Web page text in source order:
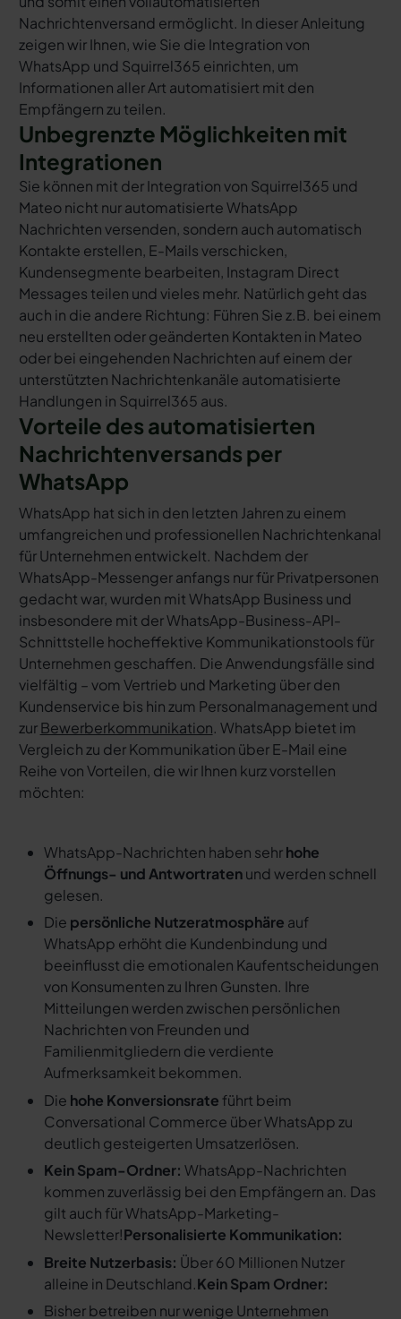
Nachrichtenversand ermöglicht. In dieser Anleitung
zeigen wir Ihnen, wie Sie die Integration von
WhatsApp und Squirrel365 einrichten, um
Informationen aller Art automatisiert mit den
Empfängern zu teilen.
Unbegrenzte Möglichkeiten mit
Integrationen
Sie können mit der Integration von Squirrel365 und
Mateo nicht nur automatisierte WhatsApp
Nachrichten versenden, sondern auch automatisch
Kontakte erstellen, E-Mails verschicken,
Kundensegmente bearbeiten, Instagram Direct
Messages teilen und vieles mehr. Natürlich geht das
auch in die andere Richtung: Führen Sie z.B. bei einem
neu erstellten oder geänderten Kontakten in Mateo
oder bei eingehenden Nachrichten auf einem der
unterstützten Nachrichtenkanäle automatisierte
Handlungen in Squirrel365 aus.
Vorteile des automatisierten
Nachrichtenversands per
WhatsApp
WhatsApp hat sich in den letzten Jahren zu einem
umfangreichen und professionellen Nachrichtenkanal
für Unternehmen entwickelt. Nachdem der
WhatsApp-Messenger anfangs nur für Privatpersonen
gedacht war, wurden mit WhatsApp Business und
insbesondere mit der WhatsApp-Business-API-
Schnittstelle hocheffektive Kommunikationstools für
Unternehmen geschaffen. Die Anwendungsfälle sind
vielfältig – vom Vertrieb und Marketing über den
Kundenservice bis hin zum Personalmanagement und
zurBewerberkommunikation. WhatsApp bietet im
Vergleich zu der Kommunikation über E-Mail eine
Reihe von Vorteilen, die wir Ihnen kurz vorstellen
möchten:
WhatsApp-Nachrichten haben sehrhohe
Öffnungs- und Antwortratenund werden schnell
gelesen.
Die persönliche Nutzeratmosphäre auf
WhatsApp erhöht die Kundenbindung und
beeinflusst die emotionalen Kaufentscheidungen
von Konsumenten zu Ihren Gunsten. Ihre
Mitteilungen werden zwischen persönlichen
Nachrichten von Freunden und
Familienmitgliedern die verdiente
Aufmerksamkeit bekommen.
Die hohe Konversionsrate führt beim
Conversational Commerce über WhatsApp zu
deutlich gesteigerten Umsatzerlösen.
Kein Spam-Ordner: WhatsApp-Nachrichten
kommen zuverlässig bei den Empfängern an. Das
gilt auch für WhatsApp-Marketing-
Newsletter!Personalisierte Kommunikation:
Breite Nutzerbasis: Über 60 Millionen Nutzer
alleine in Deutschland.Kein Spam Ordner:
Bisher betreiben nur wenige Unternehmen